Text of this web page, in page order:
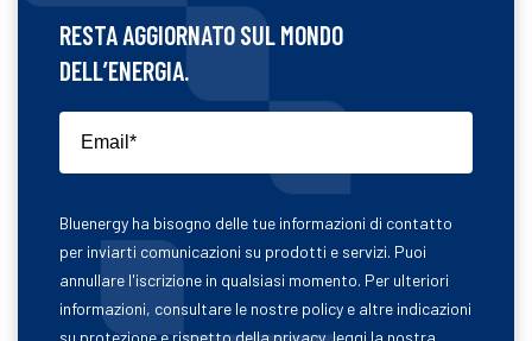
RESTA AGGIORNATO SUL MONDO
DELL’ENERGIA.
Bluenergy ha bisogno delle tue informazioni di contatto
per inviarti comunicazioni su prodotti e servizi. Puoi
annullare l'iscrizione in qualsiasi momento. Per ulteriori
informazioni, consultare le nostre policy e altre indicazioni
su protezione e rispetto della privacy, leggi la nostra